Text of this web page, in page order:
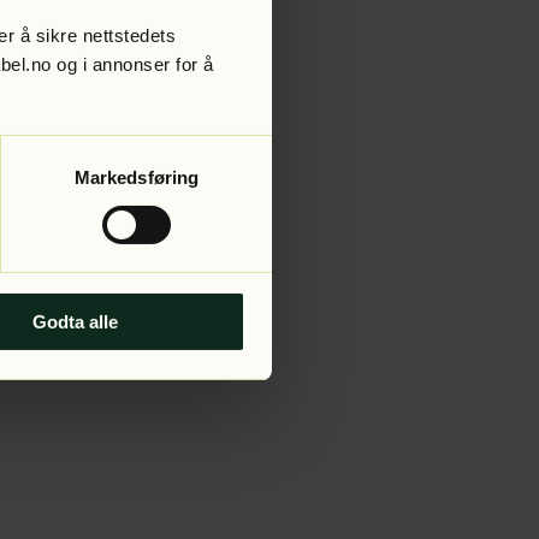
å sikre nettstedets
og i annonser for å
Markedsføring
Godta alle